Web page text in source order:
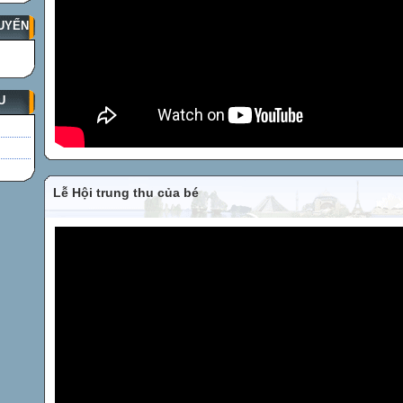
Lễ Hội trung thu của bé